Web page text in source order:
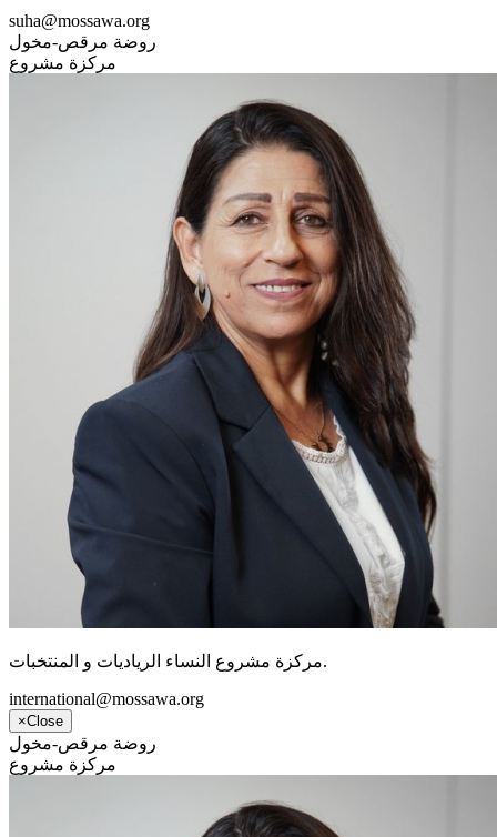
suha@mossawa.org
روضة مرقص-مخول
مركزة مشروع
مركزة مشروع النساء الرياديات و المنتخبات.
international@mossawa.org
×Close
روضة مرقص-مخول
مركزة مشروع